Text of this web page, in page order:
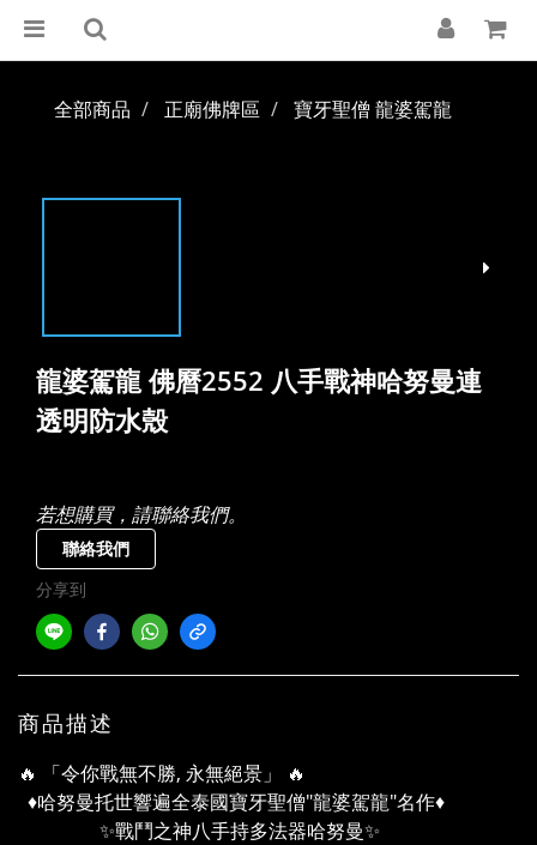
全部商品 正廟佛牌區 寶牙聖僧 龍婆駕龍
龍婆駕龍 佛曆2552 八手戰神哈努曼連
透明防水殼
若想購買，請聯絡我們。
聯絡我們
分享到
商品描述
🔥 「令你戰無不勝, 永無絕景」 🔥
♦️哈努曼托世響遍全泰國寶牙聖僧"龍婆駕龍"名作♦️
✨戰鬥之神八手持多法器哈努曼✨